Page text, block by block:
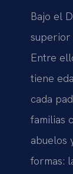
Bajo el
superior
Entre
tiene
cada
familias
abuelos
formas: